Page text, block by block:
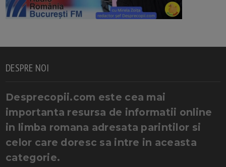
DESPRE NOI
Desprecopii.com este cea mai
importanta resursa de informatii online
in limba romana adresata parintilor si
celor care doresc sa intre in aceasta
categorie.